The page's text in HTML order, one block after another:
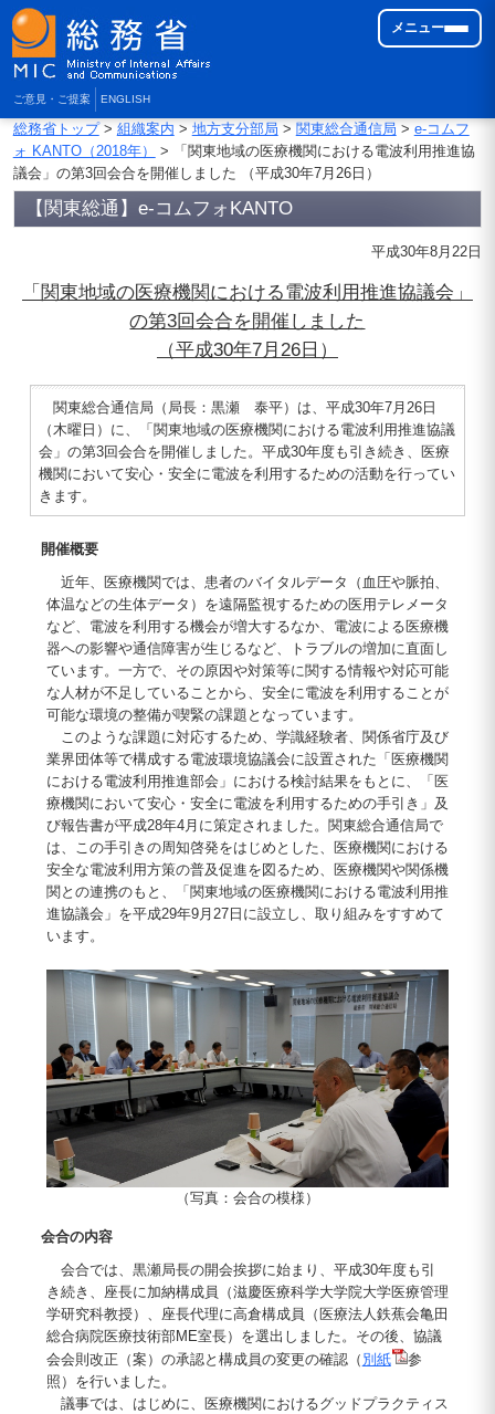
ご意見・ご提案 ENGLISH
メニュー
総務省トップ> 組織案内 > 地方支分部局 > 関東総合通信局 > e-コムフ
ォ KANTO（2018年）
> 「関東地域の医療機関における電波利用推進協
議会」の第3回会合を開催しました （平成30年7月26日）
【関東総通】e-コムフォKANTO
平成30年8月22日
「関東地域の医療機関における電波利用推進協議会」
の第3回会合を開催しました
（平成30年7月26日）
関東総合通信局（局長：黒瀬 泰平）は、平成30年7月26日
（木曜日）に、「関東地域の医療機関における電波利用推進協議
会」の第3回会合を開催しました。平成30年度も引き続き、医療
機関において安心・安全に電波を利用するための活動を行ってい
きます。
開催概要
近年、医療機関では、患者のバイタルデータ（血圧や脈拍、
体温などの生体データ）を遠隔監視するための医用テレメータ
など、電波を利用する機会が増大するなか、電波による医療機
器への影響や通信障害が生じるなど、トラブルの増加に直面し
ています。一方で、その原因や対策等に関する情報や対応可能
な人材が不足していることから、安全に電波を利用することが
可能な環境の整備が喫緊の課題となっています。
このような課題に対応するため、学識経験者、関係省庁及び
業界団体等で構成する電波環境協議会に設置された「医療機関
における電波利用推進部会」における検討結果をもとに、「医
療機関において安心・安全に電波を利用するための手引き」及
び報告書が平成28年4月に策定されました。関東総合通信局で
は、この手引きの周知啓発をはじめとした、医療機関における
安全な電波利用方策の普及促進を図るため、医療機関や関係機
関との連携のもと、「関東地域の医療機関における電波利用推
進協議会」を平成29年9月27日に設立し、取り組みをすすめて
います。
（写真：会合の模様）
会合の内容
会合では、黒瀬局長の開会挨拶に始まり、平成30年度も引
き続き、座長に加納構成員（滋慶医療科学大学院大学医療管理
学研究科教授）、座長代理に高倉構成員（医療法人鉄蕉会亀田
総合病院医療技術部ME室長）を選出しました。その後、協議
会会則改正（案）の承認と構成員の変更の確認（ 別紙
参
照）を行いました。
議事では、はじめに、医療機関におけるグッドプラクティス